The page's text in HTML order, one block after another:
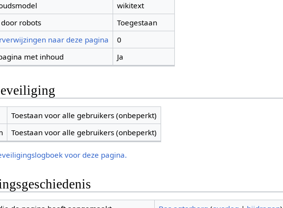
wikitext
robots
Toegestaan
naar deze pagina
0
met inhoud
Ja
Toestaan voor alle gebruikers (onbeperkt)
Toestaan voor alle gebruikers (onbeperkt)
voor deze pagina.